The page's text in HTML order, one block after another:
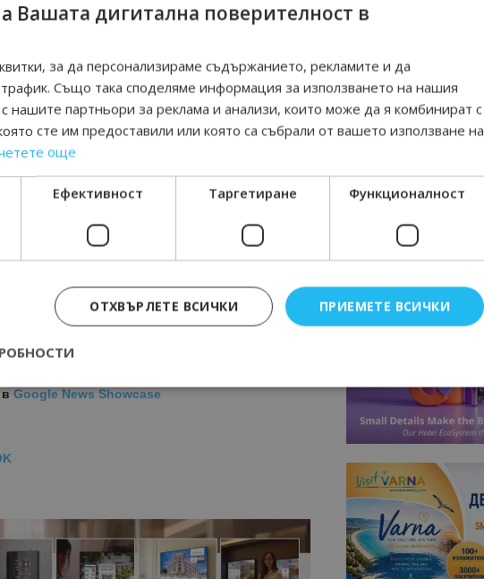
в ЕС, оперира с Airbus A320 и A321.
и играе важна роля на ACMI (мокър лизинг)
на авиокомпании и нискотарифни превозвачи,
към нуждите на сезонния трафик,
туроператори, туристически бордове и
за да отговори на сезонни и извънредни
решения за техните специфични
НА АВИОКОМПАНИИ, ТУРОПЕРАТОРИ И
КАНАЛА НА BGTOURISM.BG - ВКЛЮЧИ СЕ
ТУК!
в Google News Showcase
Вашата дигитална поверителност в
за да персонализираме съдържанието, рекламите и да
Също така споделяме информация за използването на нашия
нашите партньори за реклама и анализи, които може да я комбинират с
сте им предоставили или която са събрали от вашето използване на
още
Ефективност Таргетиране Функционалност
ПРИЕМЕТЕ ВСИЧКИ
ОТХВЪРЛЕТЕ ВСИЧКИ
Функционалност
позволяват основната функционалност на уебсайта, като потребителско влизане и
не може да се използва правилно без строго необходими бисквитки.
lisandraramos.com
bgtourism.bg
7 дни
Тази бисквитка се използва, за да запомните съгласието
на потребителя за използването на бисквитки на сайта.